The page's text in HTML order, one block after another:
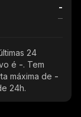
-
24
é -. Tem
máxima de -
24h.